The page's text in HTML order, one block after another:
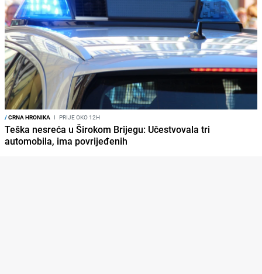
/CRNA HRONIKA I PRIJE OKO 12H
Teška nesreća u Širokom Brijegu: Učestvovala tri
automobila, ima povrijeđenih